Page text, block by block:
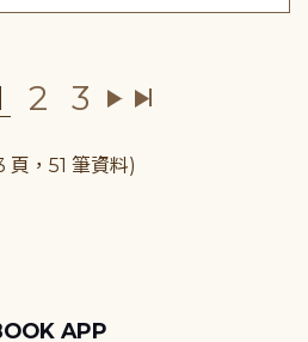
2 3
頁，51 筆資料)
APP